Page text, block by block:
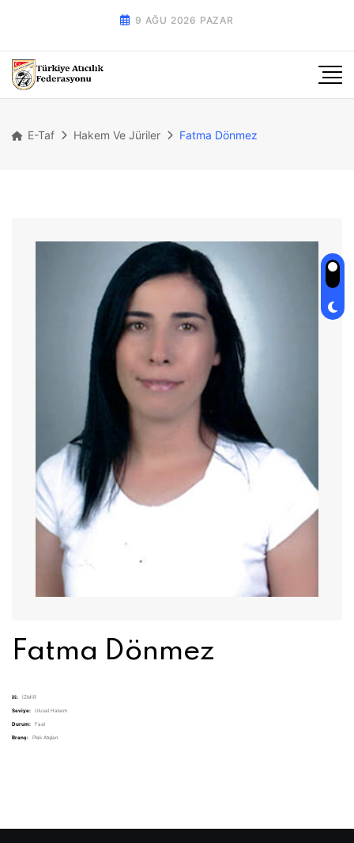
9 AĞU 2026 PAZAR
E-Taf Hakem Ve Jüriler Fatma Dönmez
Fatma Dönmez
ili: İZMİR
Seviye: Ulusal Hakem
Durum: Faal
Branş: Plak Atışları